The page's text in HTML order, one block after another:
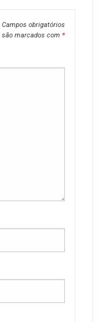
Campos obrigatórios
são marcados com *